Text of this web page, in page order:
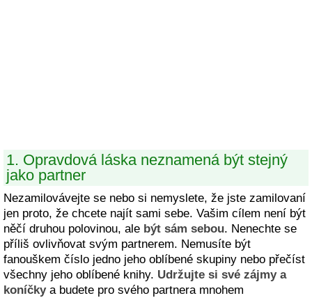
1. Opravdová láska neznamená být stejný
jako partner
Nezamilovávejte se nebo si nemyslete, že jste zamilovaní
jen proto, že chcete najít sami sebe. Vašim cílem není být
něčí druhou polovinou, ale být sám sebou. Nenechte se
příliš ovlivňovat svým partnerem. Nemusíte být
fanouškem číslo jedno jeho oblíbené skupiny nebo přečíst
všechny jeho oblíbené knihy. Udržujte si své zájmy a
koníčkya budete pro svého partnera mnohem